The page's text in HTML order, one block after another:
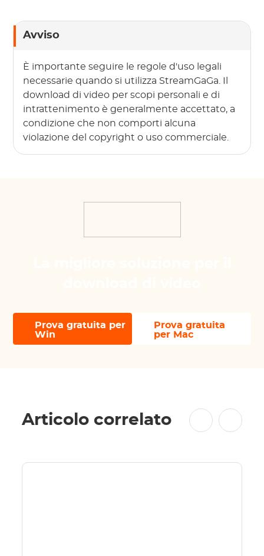
Avviso
È importante seguire le regole d'uso legali
necessarie quando si utilizza StreamGaGa. Il
download di video per scopi personali e di
intrattenimento è generalmente accettato, a
condizione che non comporti alcuna
violazione del copyright o uso commerciale.
Prova gratuita per
Win
Prova gratuita
per Mac
Articolo correlato